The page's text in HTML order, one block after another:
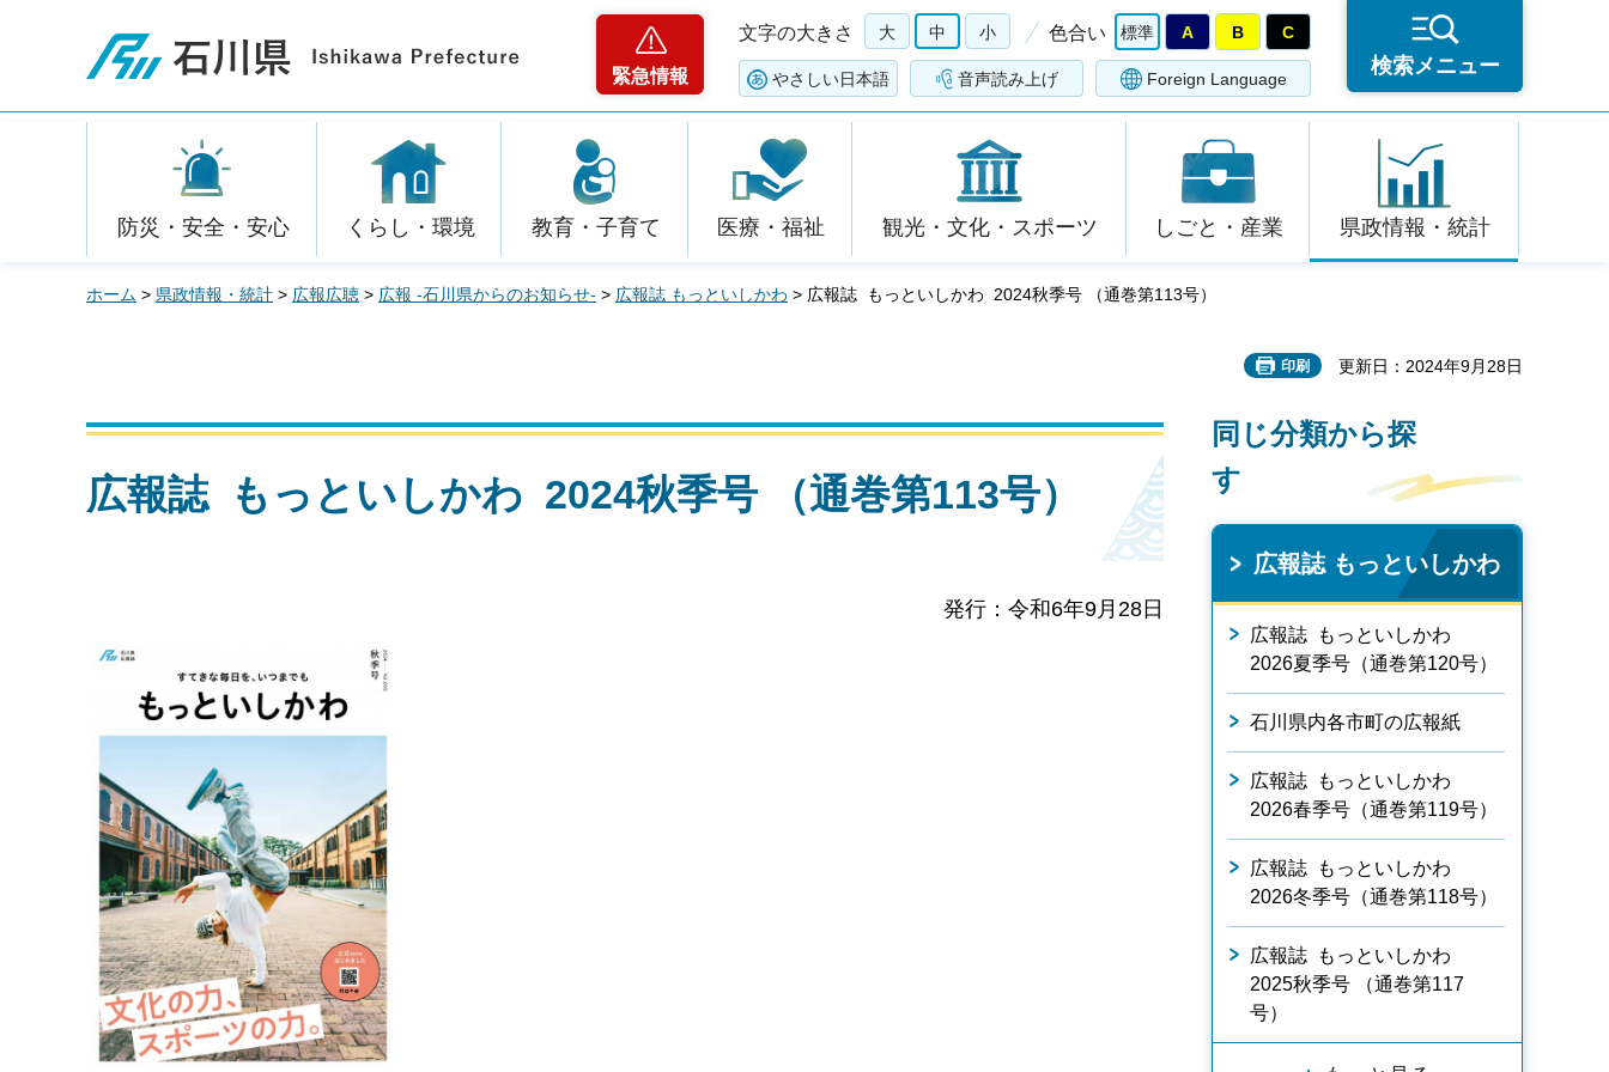
石川県
緊急情報
文字の大きさ 大 中 小 色合い 標準 A B C
やさしい日本語 音声読み上げ Foreign Language
検索メニュー
防災・安全・安心 くらし・環境 教育・子育て 医療・福祉 観光・文化・スポーツ しごと・産業 県政情報・統計
ホーム > 県政情報・統計 > 広報広聴 > 広報 -石川県からのお知らせ- > 広報誌 もっといしかわ > 広報誌 もっといしかわ 2024秋季号 （通巻第113号）
印刷 更新日：2024年9月28日
広報誌 もっといしかわ 2024秋季号 （通巻第113号）
発行：令和6年9月28日
同じ分類から探
す
広報誌 もっといしかわ
広報誌 もっといしかわ
2026夏季号（通巻第120号）
石川県内各市町の広報紙
広報誌 もっといしかわ
2026春季号（通巻第119号）
広報誌 もっといしかわ
2026冬季号（通巻第118号）
広報誌 もっといしかわ
2025秋季号 （通巻第117
号）